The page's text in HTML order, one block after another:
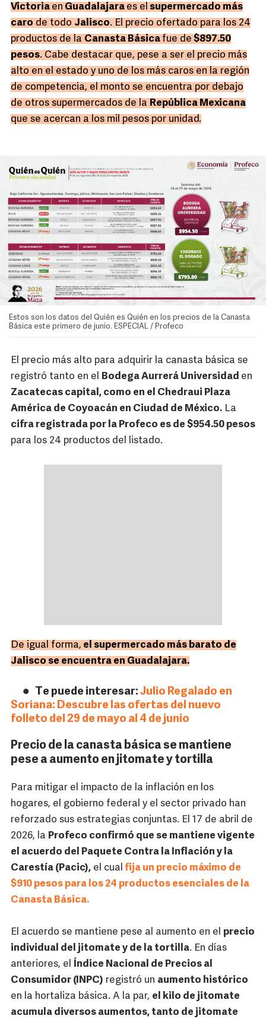
Victoria en Guadalajara es el supermercado más
caro de todo Jalisco. El precio ofertado para los 24
productos de la Canasta Básica fue de $897.50
pesos. Cabe destacar que, pese a ser el precio más
alto en el estado y uno de los más caros en la región
de competencia, el monto se encuentra por debajo
de otros supermercados de la República Mexicana
que se acercan a los mil pesos por unidad.
Estos son los datos del Quién es Quién en los precios de la Canasta
Básica este primero de junio. ESPECIAL / Profeco
El precio más alto para adquirir la canasta básica se
registró tanto en el
Bodega Aurrerá Universidad en
Zacatecas capital, como en el Chedraui Plaza
América de Coyoacán en Ciudad de México. La
cifra registrada por la Profeco es de $954.50 pesos
para los 24 productos del listado.
De igual forma, el supermercado más barato de
Jalisco se encuentra en Guadalajara.
Te puede interesar: Julio Regalado en
Soriana: Descubre las ofertas del nuevo
folleto del 29 de mayo al 4 de junio
Precio de la canasta básica se mantiene
pese a aumento en jitomate y tortilla
Para mitigar el impacto de la inflación en los
hogares, el gobierno federal y el sector privado han
reforzado sus estrategias conjuntas. El 17 de abril de
2026, la Profeco confirmó que se mantiene vigente
el acuerdo del Paquete Contra la Inflación y la
Carestía (Pacic), el cual fija un precio máximo de
$910 pesos para los 24 productos esenciales de la
Canasta Básica.
El acuerdo se mantiene pese al aumento en el precio
individual del jitomate y de la tortilla. En días
anteriores, el
Índice Nacional de Precios al
Consumidor (INPC) registró un aumento histórico
en la hortaliza básica. A la par, el kilo de jitomate
acumula diversos aumentos, tanto de jitomate